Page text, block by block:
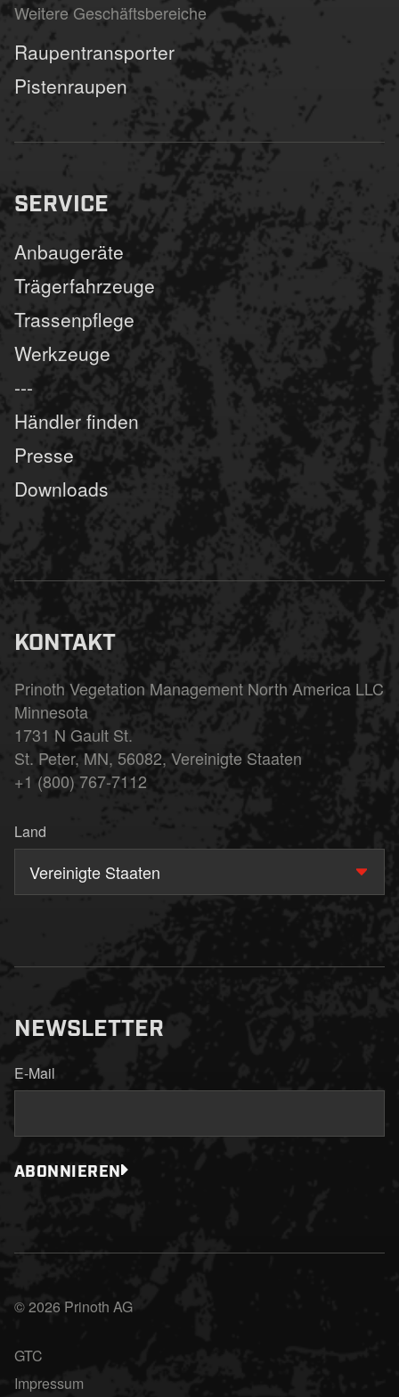
Weitere Geschäftsbereiche
Raupentransporter
Pistenraupen
SERVICE
Anbaugeräte
Trägerfahrzeuge
Trassenpflege
Werkzeuge
---
Händler finden
Presse
Downloads
KONTAKT
Prinoth Vegetation Management North America LLC
Minnesota
1731 N Gault St.
St. Peter, MN, 56082, Vereinigte Staaten
+1 (800) 767-7112
Land
Vereinigte Staaten
NEWSLETTER
E-Mail
ABONNIEREN
© 2026 Prinoth AG
GTC
Impressum